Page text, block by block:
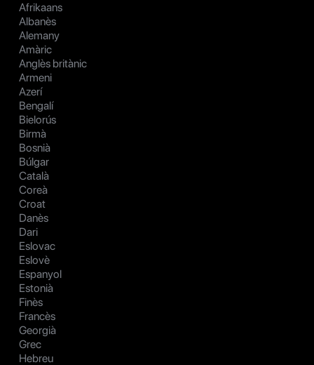
Afrikaans
Albanès
Alemany
Amàric
Anglès britànic
Armeni
Azerí
Bengalí
Bielorús
Birmà
Bosnià
Búlgar
Català
Coreà
Croat
Danès
Dari
Eslovac
Eslovè
Espanyol
Estonià
Finès
Francès
Georgià
Grec
Hebreu